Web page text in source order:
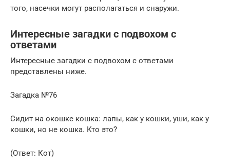
того, насечки могут располагаться и снаружи.
Интересные загадки с подвохом с
ответами
Интересные загадки с подвохом с ответами
представлены ниже.
Загадка №76
Сидит на окошке кошка: лапы, как у кошки, уши, как у
кошки, но не кошка. Кто это?
(Ответ: Кот)